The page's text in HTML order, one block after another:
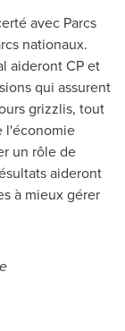
avec Parcs
nationaux.
aideront CP et
qui assurent
grizzlis, tout
l'économie
un rôle de
aideront
à mieux gérer